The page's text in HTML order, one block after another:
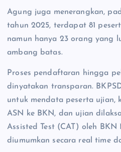
‎Agung juga menerangkan,
tahun 2025, terdapat 81
namun hanya 23 orang yang
ambang batas.
‎Proses pendaftaran hingga
dinyatakan transparan.
untuk mendata peserta ujian,
ASN ke BKN, dan ujian
Assisted Test (CAT) oleh
diumumkan secara real time